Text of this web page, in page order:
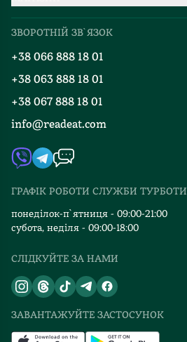
Про нас
Добірки
Блог
Події
Книгарні
Контакти
Автори
Видавництва
Відгуки та оцінка RDT
ЗВОРОТНІЙ ЗВ`ЯЗОК
+38 066 888 18 01
+38 063 888 18 01
+38 067 888 18 01
info@readeat.com
ГРАФІК РОБОТИ СЛУЖБИ ТУРБОТИ
понеділок-п`ятниця - 09:00-21:00
субота, неділя - 09:00-18:00
СЛІДКУЙТЕ ЗА НАМИ
ЗАВАНТАЖУЙТЕ ЗАСТОСУНОК